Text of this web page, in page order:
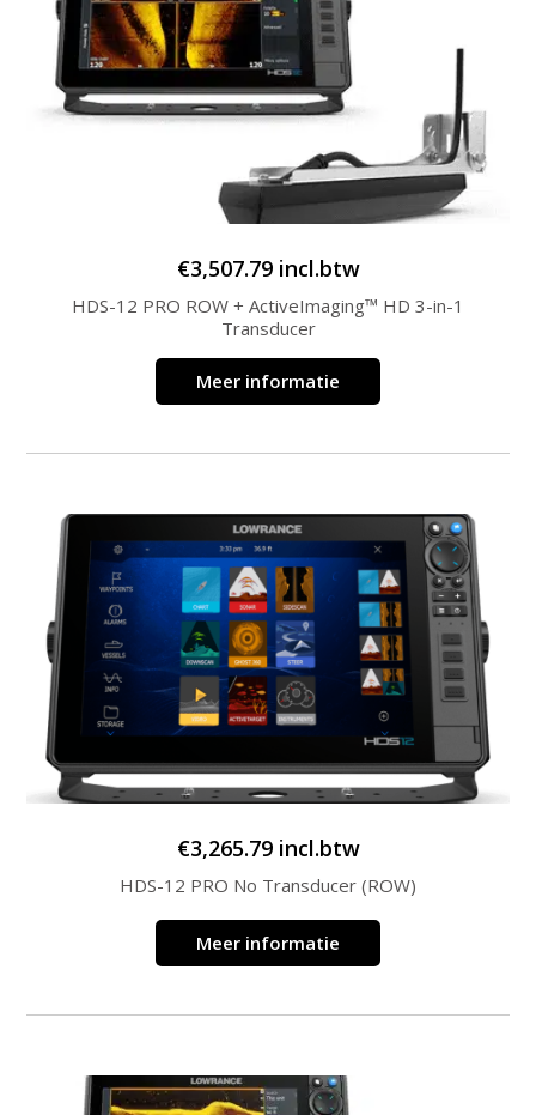
€3,507.79 incl.btw
HDS-12 PRO ROW + ActiveImaging™ HD 3-in-1
Transducer
Meer informatie
€3,265.79 incl.btw
HDS-12 PRO No Transducer (ROW)
Meer informatie